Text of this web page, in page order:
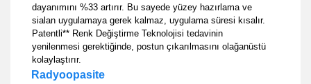
dayanımını %33 artırır. Bu sayede yüzey hazırlama ve
sialan uygulamaya gerek kalmaz, uygulama süresi kısalır.
Patentli** Renk Değiştirme Teknolojisi tedavinin
yenilenmesi gerektiğinde, postun çıkarılmasını olağanüstü
kolaylaştırır.
Radyoopasite